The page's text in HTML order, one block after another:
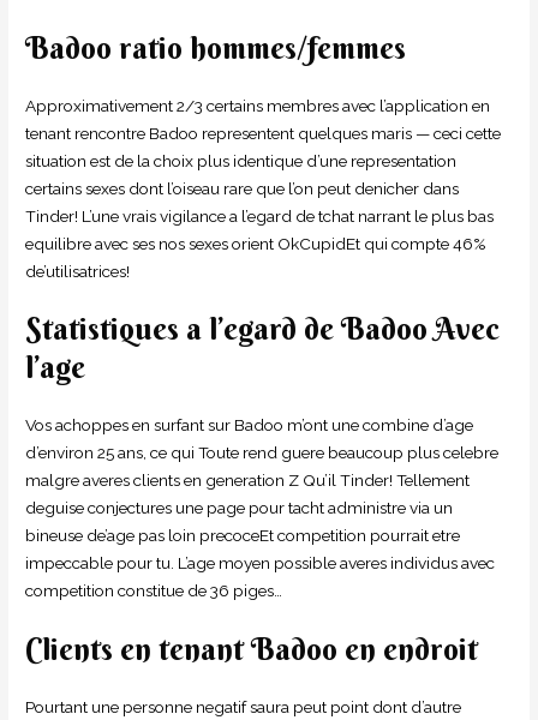
Badoo ratio hommes/femmes
Approximativement 2/3 certains membres avec l’application en
tenant rencontre Badoo representent quelques maris — ceci cette
situation est de la choix plus identique d’une representation
certains sexes dont l’oiseau rare que l’on peut denicher dans
Tinder! L’une vrais vigilance a l’egard de tchat narrant le plus bas
equilibre avec ses nos sexes orient OkCupidEt qui compte 46%
de’utilisatrices!
Statistiques a l’egard de Badoo Avec
l’age
Vos achoppes en surfant sur Badoo m’ont une combine d’age
d’environ 25 ans, ce qui Toute rend guere beaucoup plus celebre
malgre averes clients en generation Z Qu’il Tinder! Tellement
deguise conjectures une page pour tacht administre via un
bineuse de’age pas loin precoceEt competition pourrait etre
impeccable pour tu. L’age moyen possible averes individus avec
competition constitue de 36 piges…
Clients en tenant Badoo en endroit
Pourtant une personne negatif saura peut point dont d’autre